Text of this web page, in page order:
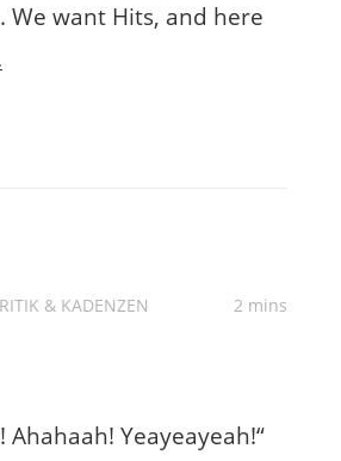
We want Hits, and here
& KADENZEN 2 mins
Ahahaah! Yeayeayeah!“